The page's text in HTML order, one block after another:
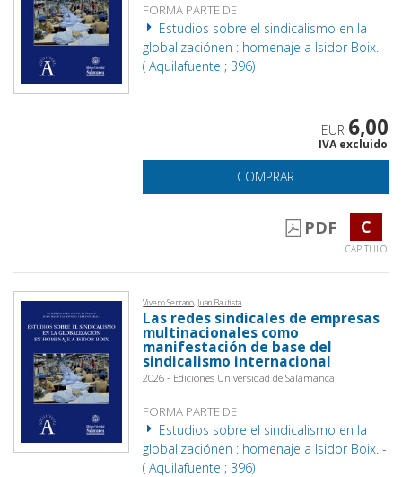
FORMA PARTE DE
Estudios sobre el sindicalismo en la
globalizaciónen : homenaje a Isidor Boix. -
( Aquilafuente ; 396)
EUR 6,00
IVA excluido
COMPRAR
PDF C
CAPÍTULO
Vivero Serrano, Juan Bautista
Las redes sindicales de empresas
multinacionales como
manifestación de base del
sindicalismo internacional
2026 - Ediciones Universidad de Salamanca
FORMA PARTE DE
Estudios sobre el sindicalismo en la
globalizaciónen : homenaje a Isidor Boix. -
( Aquilafuente ; 396)